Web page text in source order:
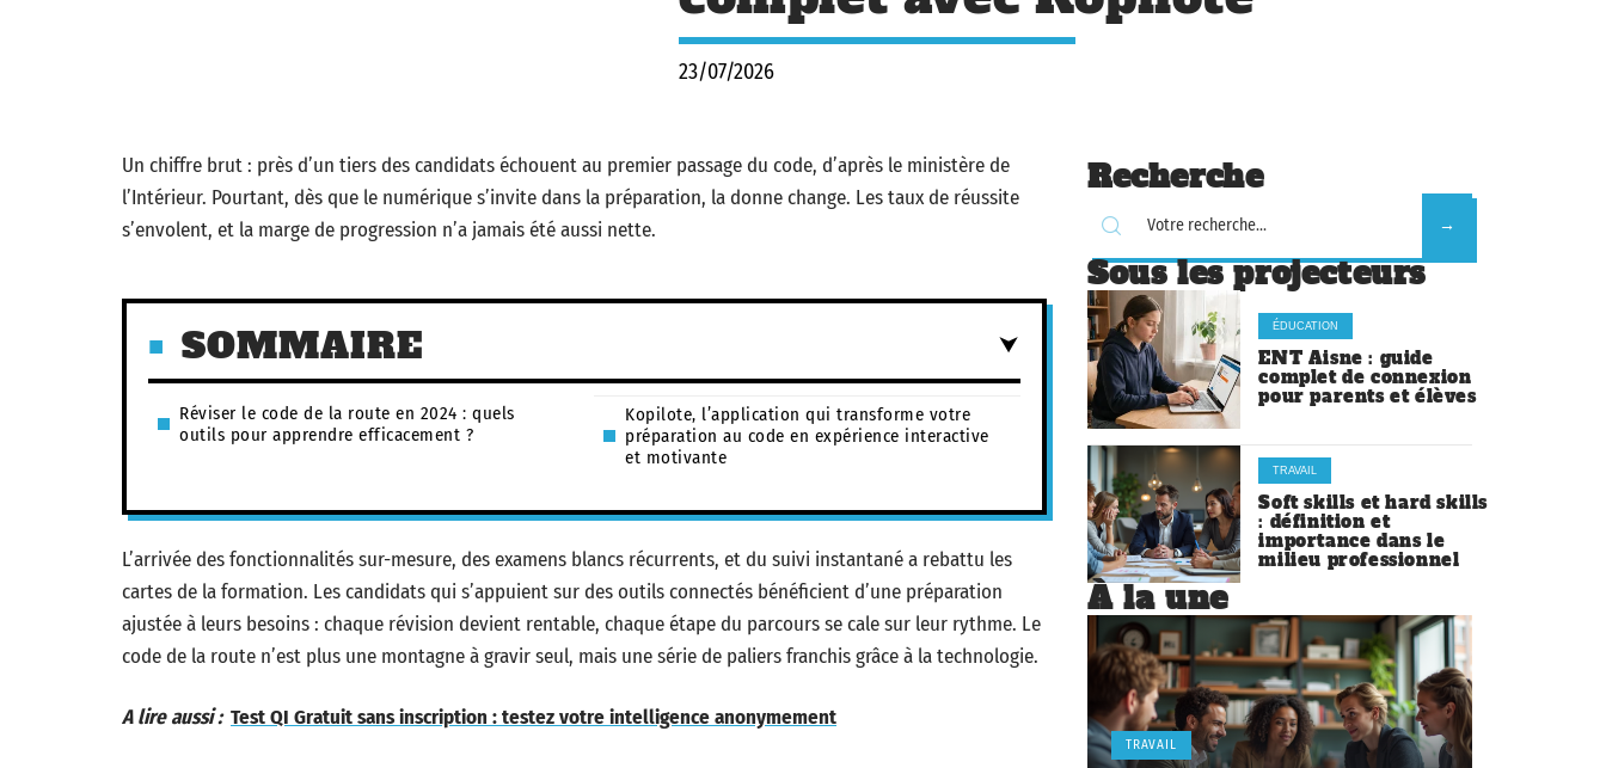
23/07/2026
Un chiffre brut : près d’un tiers des candidats échouent au premier passage du code, d’après le ministère de
l’Intérieur. Pourtant, dès que le numérique s’invite dans la préparation, la donne change. Les taux de réussite
s’envolent, et la marge de progression n’a jamais été aussi nette.
SOMMAIRE
Réviser le code de la route en 2024 : quels
outils pour apprendre efficacement ?
Kopilote, l’application qui transforme votre
préparation au code en expérience interactive
et motivante
L’arrivée des fonctionnalités sur-mesure, des examens blancs récurrents, et du suivi instantané a rebattu les
cartes de la formation. Les candidats qui s’appuient sur des outils connectés bénéficient d’une préparation
ajustée à leurs besoins : chaque révision devient rentable, chaque étape du parcours se cale sur leur rythme. Le
code de la route n’est plus une montagne à gravir seul, mais une série de paliers franchis grâce à la technologie.
A lire aussi : Test QI Gratuit sans inscription : testez votre intelligence anonymement
Recherche
Sous les projecteurs
ÉDUCATION
ENT Aisne : guide
complet de connexion
pour parents et élèves
TRAVAIL
Soft skills et hard skills
: définition et
importance dans le
milieu professionnel
À la une
TRAVAIL